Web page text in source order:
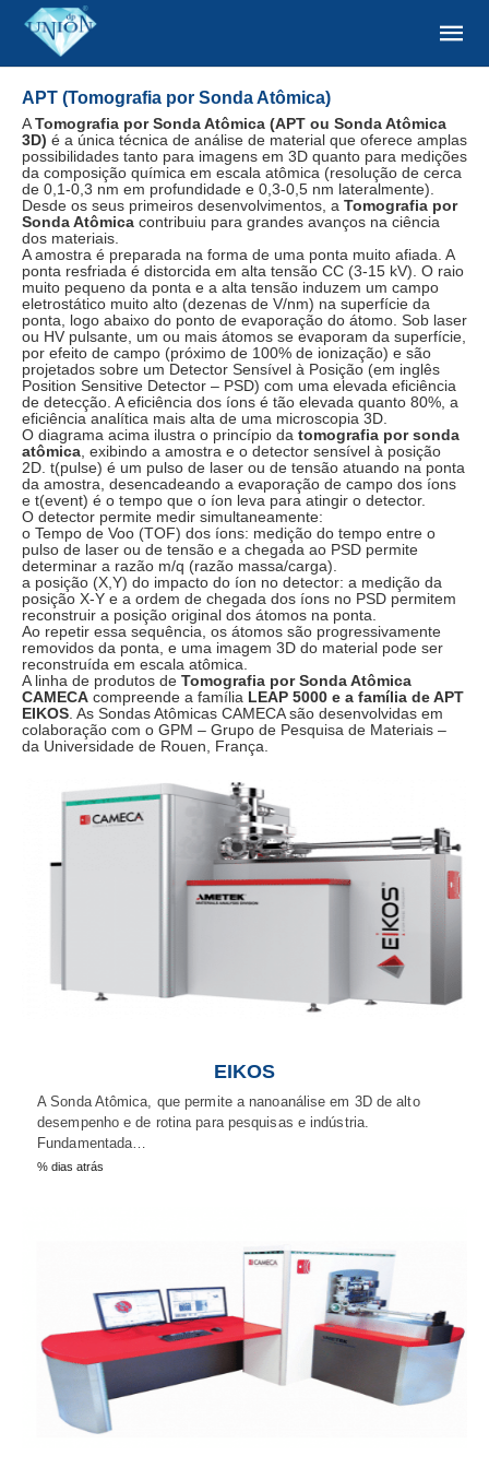
APT (Tomografia por Sonda Atômica)
ATomografia por Sonda Atômica (APT ou Sonda Atômica
3D) é a única técnica de análise de material que oferece amplas
possibilidades tanto para imagens em 3D quanto para medições
da composição química em escala atômica (resolução de cerca
de 0,1-0,3 nm em profundidade e 0,3-0,5 nm lateralmente).
Desde os seus primeiros desenvolvimentos, a Tomografia por
Sonda Atômica contribuiu para grandes avanços na ciência
dos materiais.
A amostra é preparada na forma de uma ponta muito afiada. A
ponta resfriada é distorcida em alta tensão CC (3-15 kV). O raio
muito pequeno da ponta e a alta tensão induzem um campo
eletrostático muito alto (dezenas de V/nm) na superfície da
ponta, logo abaixo do ponto de evaporação do átomo. Sob laser
ou HV pulsante, um ou mais átomos se evaporam da superfície,
por efeito de campo (próximo de 100% de ionização) e são
projetados sobre um Detector Sensível à Posição (em inglês
Position Sensitive Detector – PSD) com uma elevada eficiência
de detecção. A eficiência dos íons é tão elevada quanto 80%, a
eficiência analítica mais alta de uma microscopia 3D.
O diagrama acima ilustra o princípio da tomografia por sonda
atômica , exibindo a amostra e o detector sensível à posição
2D. t(pulse) é um pulso de laser ou de tensão atuando na ponta
da amostra, desencadeando a evaporação de campo dos íons
e t(event) é o tempo que o íon leva para atingir o detector.
O detector permite medir simultaneamente:
o Tempo de Voo (TOF) dos íons: medição do tempo entre o
pulso de laser ou de tensão e a chegada ao PSD permite
determinar a razão m/q (razão massa/carga).
a posição (X,Y) do impacto do íon no detector: a medição da
posição X-Y e a ordem de chegada dos íons no PSD permitem
reconstruir a posição original dos átomos na ponta.
Ao repetir essa sequência, os átomos são progressivamente
removidos da ponta, e uma imagem 3D do material pode ser
reconstruída em escala atômica.
A linha de produtos de Tomografia por Sonda Atômica
CAMECA compreende a família LEAP 5000 e a família de APT
EIKOS . As Sondas Atômicas CAMECA são desenvolvidas em
colaboração com o GPM – Grupo de Pesquisa de Materiais –
da Universidade de Rouen, França.
EIKOS
A Sonda Atômica, que permite a nanoanálise em 3D de alto
desempenho e de rotina para pesquisas e indústria.
Fundamentada…
% dias atrás